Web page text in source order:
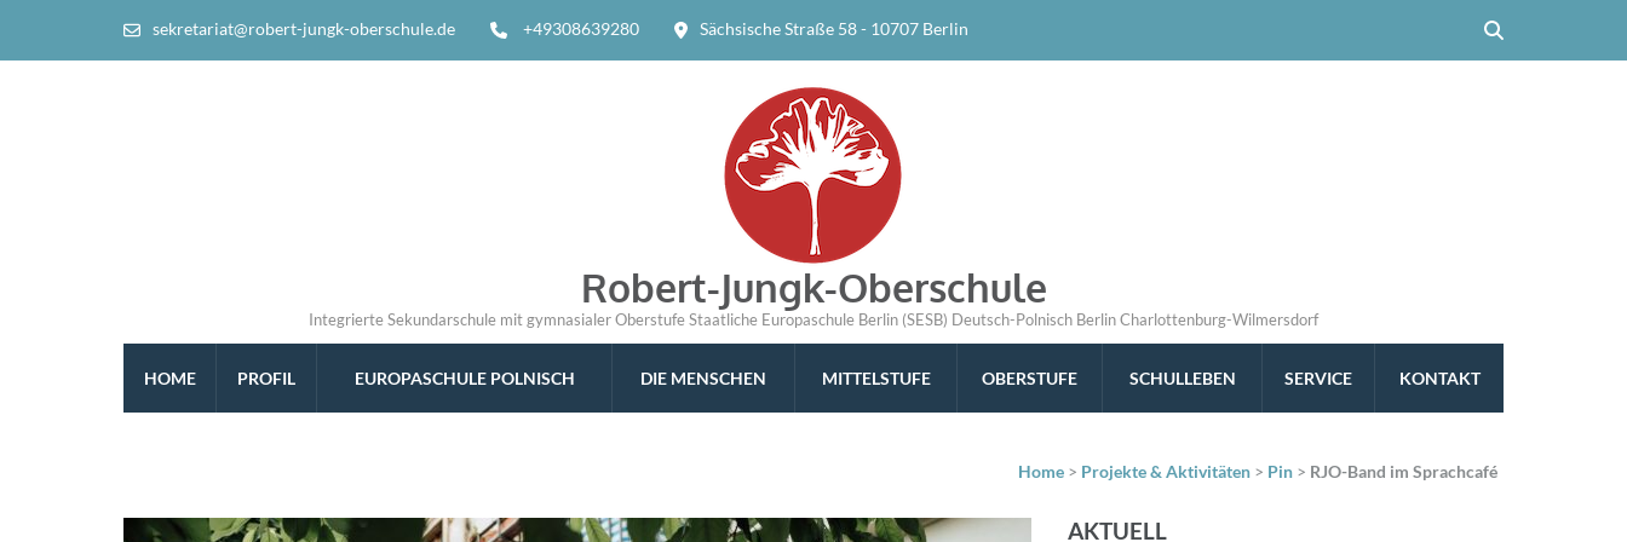
sekretariat@robert-jungk-oberschule.de +49308639280 Sächsische Straße 58 - 10707 Berlin
Robert-Jungk-Oberschule
Integrierte Sekundarschule mit gymnasialer Oberstufe Staatliche Europaschule Berlin (SESB) Deutsch-Polnisch Berlin Charlottenburg-Wilmersdorf
HOME PROFIL EUROPASCHULE POLNISCH DIE MENSCHEN MITTELSTUFE OBERSTUFE SCHULLEBEN SERVICE KONTAKT
Home > Projekte & Aktivitäten > Pin > RJO-Band im Sprachcafé
AKTUELL